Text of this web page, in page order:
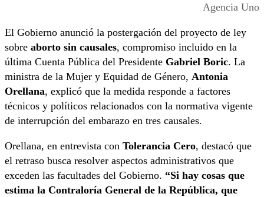
Agencia Uno
El Gobierno anunció la postergación del proyecto de ley
sobre aborto sin causales, compromiso incluido en la
última Cuenta Pública del Presidente Gabriel Boric. La
ministra de la Mujer y Equidad de Género, Antonia
Orellana, explicó que la medida responde a factores
técnicos y políticos relacionados con la normativa vigente
de interrupción del embarazo en tres causales.
Orellana, en entrevista con Tolerancia Cero, destacó que
el retraso busca resolver aspectos administrativos que
exceden las facultades del Gobierno. “Si hay cosas que
estima la Contraloría General de la República, que